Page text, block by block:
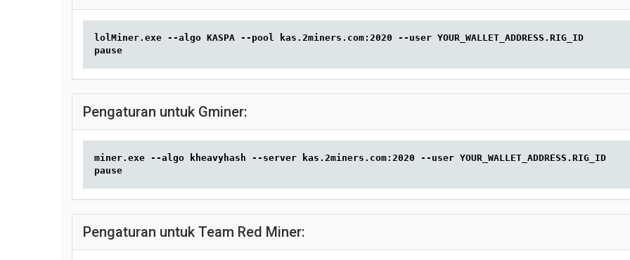
lolMiner.exe --algo KASPA --pool kas.2miners.com:2020 --user YOUR_WALLET_ADDRESS.RIG_ID
pause
Pengaturan untuk Gminer:
miner.exe --algo kheavyhash --server kas.2miners.com:2020 --user YOUR_WALLET_ADDRESS.RIG_ID
pause
Pengaturan untuk Team Red Miner: